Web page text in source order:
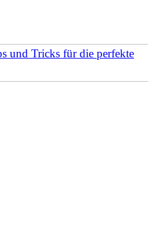
und Tricks für die perfekte